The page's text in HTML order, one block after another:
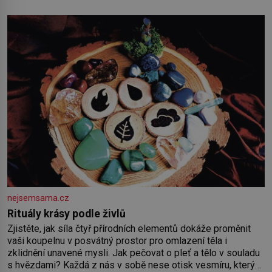
nejsemsama.cz
Rituály krásy podle živlů
Zjistěte, jak síla čtyř přírodních elementů dokáže proměnit
vaši koupelnu v posvátný prostor pro omlazení těla i
zklidnění unavené mysli. Jak pečovat o pleť a tělo v souladu
s hvězdami? Každá z nás v sobě nese otisk vesmíru, který